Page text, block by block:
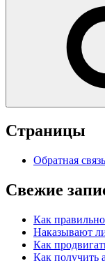
Страницы
Обратная
Свежие
Как
Наказывают
Как
Как получить